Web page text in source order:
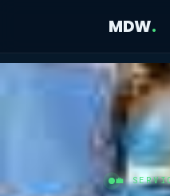
MDW.
💼